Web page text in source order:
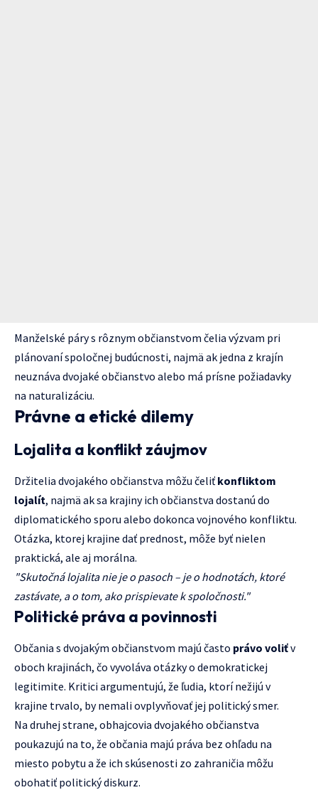
Manželské páry s rôznym občianstvom čelia výzvam pri
plánovaní spoločnej budúcnosti, najmä ak jedna z krajín
neuznáva dvojaké občianstvo alebo má prísne požiadavky
na naturalizáciu.
Právne a etické dilemy
Lojalita a konflikt záujmov
Držitelia dvojakého občianstva môžu čeliť konfliktom
lojalít, najmä ak sa krajiny ich občianstva dostanú do
diplomatického sporu alebo dokonca vojnového konfliktu.
Otázka, ktorej krajine dať prednost, môže byť nielen
praktická, ale aj morálna.
"Skutočná lojalita nie je o pasoch – je o hodnotách, ktoré
zastávate, a o tom, ako prispievate k spoločnosti."
Politické práva a povinnosti
Občania s dvojakým občianstvom majú často právo voliťv
oboch krajinách, čo vyvoláva otázky o demokratickej
legitimite. Kritici argumentujú, že ľudia, ktorí nežijú v
krajine trvalo, by nemali ovplyvňovať jej politický smer.
Na druhej strane, obhajcovia dvojakého občianstva
poukazujú na to, že občania majú práva bez ohľadu na
miesto pobytu a že ich skúsenosti zo zahraničia môžu
obohatiť politický diskurz.